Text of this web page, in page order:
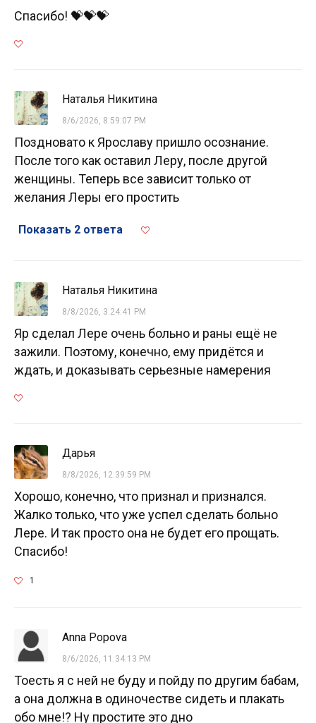
Спасибо! 💝💝💝
Наталья Никитина
8/6/2026, 8:59:07 PM
Поздновато к Ярославу пришло осознание.
После того как оставил Леру, после другой
женщины. Теперь все зависит только от
желания Леры его простить
Показать 2 ответа
Наталья Никитина
8/8/2026, 3:24:41 PM
Яр сделал Лере очень больно и раны ещё не
зажили. Поэтому, конечно, ему придётся и
ждать, и доказывать серьезные намерения
Дарья
8/8/2026, 12:39:59 PM
Хорошо, конечно, что признал и признался.
Жалко только, что уже успел сделать больно
Лере. И так просто она не будет его прощать.
Спасибо!
1
Anna Popova
8/6/2026, 11:34:13 PM
Тоесть я с ней не буду и пойду по другим бабам,
а она должна в одиночестве сидеть и плакать
обо мне!? Ну простите это дно